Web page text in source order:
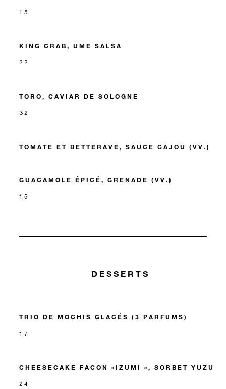
15
KING CRAB, UME SALSA
22
TORO, CAVIAR DE SOLOGNE
32
TOMATE ET BETTERAVE, SAUCE CAJOU (VV.)
GUACAMOLE ÉPICÉ, GRENADE (VV.)
15
DESSERTS
TRIO DE MOCHIS GLACÉS (3 PARFUMS)
17
CHEESECAKE FACON «IZUMI », SORBET YUZU
24